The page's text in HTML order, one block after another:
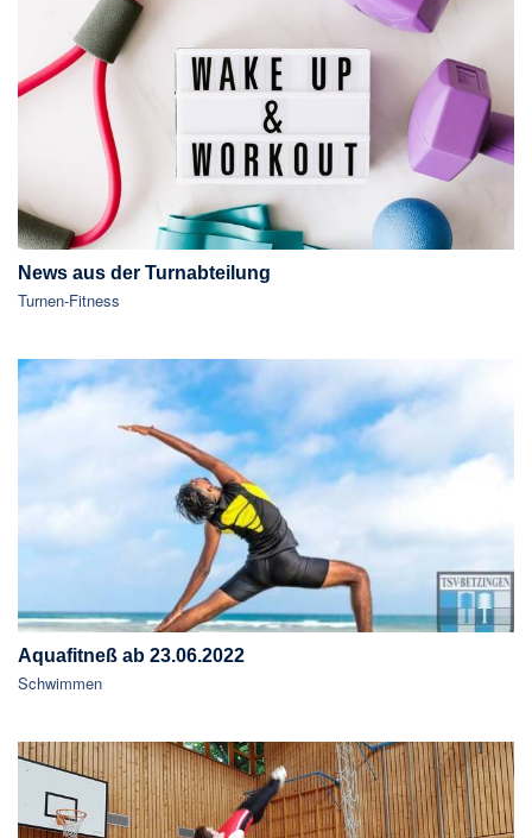
News aus der Turnabteilung
Turnen-Fitness
Aquafitneß ab 23.06.2022
Schwimmen